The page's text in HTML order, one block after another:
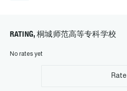
RATING, 桐城师范高等专科学校
No rates yet
Rate